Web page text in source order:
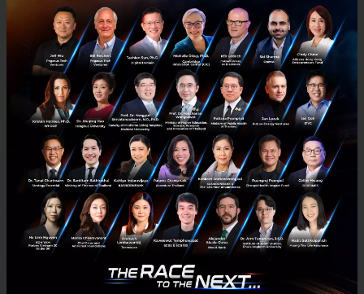
3 เรื่องที่ประเทศไทยต้อง Focus สร้างคน–นวัตกรรม–ปฏิรูป
ระบบราชการ เพื่อยกระดับขีดความสามารถประเทศ
นายอนุทิน ชาญวีรกูล นายกรัฐมนตรีและรัฐมนตรีว่าการกระทรวง
มหาดไทย กล่าวปาฐกถาพิเศษในหัวข้อ “ฝ่าวิกฤติ รับมือระเบียบโลก
ใหม่” ในงาน The INTANIA Forum...
สิงหาคม 6, 2026 Techsauce Team